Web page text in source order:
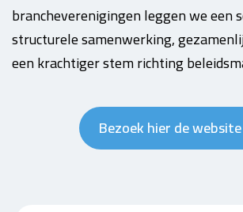
brancheverenigingen leggen we een
structurele samenwerking,
een krachtiger stem richting
Bezoek hier de website